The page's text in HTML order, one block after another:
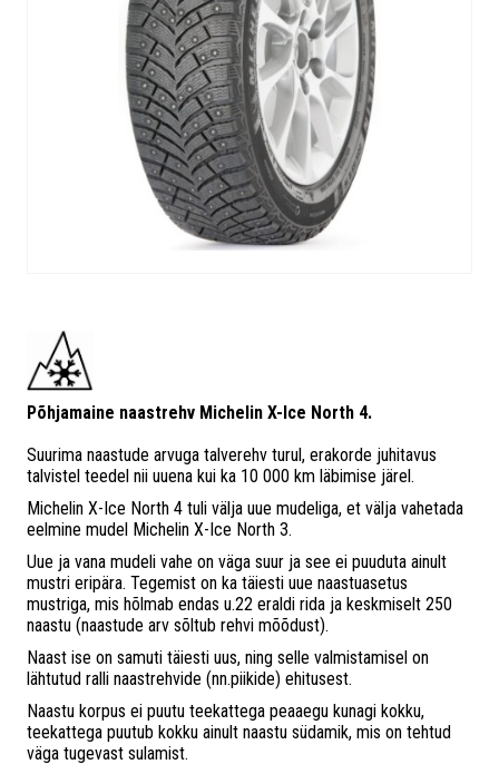
Põhjamaine naastrehv Michelin X-Ice North 4.
Suurima naastude arvuga talverehv turul, erakorde juhitavus
talvistel teedel nii uuena kui ka 10 000 km läbimise järel.
Michelin X-Ice North 4 tuli välja uue mudeliga, et välja vahetada
eelmine mudel Michelin X-Ice North 3.
Uue ja vana mudeli vahe on väga suur ja see ei puuduta ainult
mustri eripära. Tegemist on ka täiesti uue naastuasetus
mustriga, mis hõlmab endas u.22 eraldi rida ja keskmiselt 250
naastu (naastude arv sõltub rehvi mõõdust).
Naast ise on samuti täiesti uus, ning selle valmistamisel on
lähtutud ralli naastrehvide (nn.piikide) ehitusest.
Naastu korpus ei puutu teekattega peaaegu kunagi kokku,
teekattega puutub kokku ainult naastu südamik, mis on tehtud
väga tugevast sulamist.